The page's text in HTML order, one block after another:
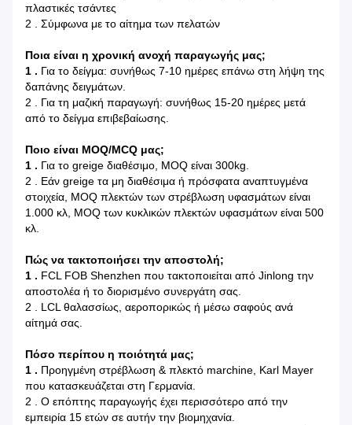
πλαστικές τσάντες
2 . Σύμφωνα με το αίτημα των πελατών
Ποια είναι η χρονική ανοχή παραγωγής μας;
1 . Για το δείγμα: συνήθως 7-10 ημέρες επάνω στη λήψη της
δαπάνης δειγμάτων.
2 . Για τη μαζική παραγωγή: συνήθως 15-20 ημέρες μετά
από το δείγμα επιβεβαίωσης.
Ποιο είναι MOQ/MCQ μας;
1 . Για το greige διαθέσιμο, MOQ είναι 300kg.
2 . Εάν greige τα μη διαθέσιμα ή πρόσφατα αναπτυγμένα
στοιχεία, MOQ πλεκτών των στρέβλωση υφασμάτων είναι
1.000 κλ, MOQ των κυκλικών πλεκτών υφασμάτων είναι 500
κλ.
Πώς να τακτοποιήσει την αποστολή;
1 . FCL FOB Shenzhen που τακτοποιείται από Jinlong την
αποστολέα ή το διορισμένο συνεργάτη σας.
2 . LCL θαλασσίως, αεροπορικώς ή μέσω σαφούς ανά
αίτημά σας.
Πόσο περίπου η ποιότητά μας;
1 . Προηγμένη στρέβλωση & πλεκτό marchine, Karl Mayer
που κατασκευάζεται στη Γερμανία.
2 . Ο επόπτης παραγωγής έχει περισσότερο από την
εμπειρία 15 ετών σε αυτήν την βιομηχανία.